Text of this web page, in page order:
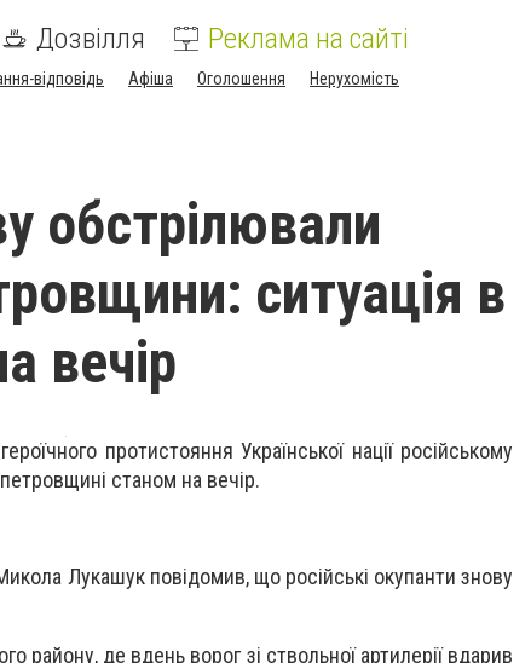
Дозвілля Реклама на сайті
відповідь Афіша Оголошення Нерухомість
обстрілювали
ситуація в
вечір
протистояння Української нації російському
станом на вечір.
Лукашук повідомив, що російські окупанти знову
району, де вдень ворог зі ствольної артилерії вдарив